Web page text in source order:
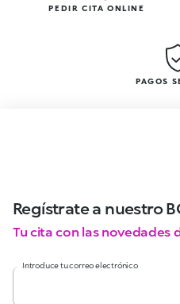
PEDIR CITA ONLINE
PAGOS
Regístrate a nuestro
Tu cita con las novedades
Introduce tu correo electrónico